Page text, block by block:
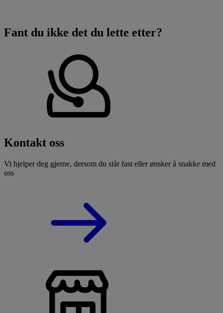
Fant du ikke det du lette etter?
Kontakt oss
Vi hjelper deg gjerne, dersom du står fast eller ønsker å snakke med
oss